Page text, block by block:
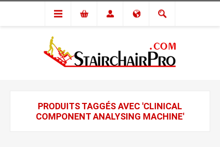
PRODUITS TAGGÉS AVEC 'CLINICAL
COMPONENT ANALYSING MACHINE'